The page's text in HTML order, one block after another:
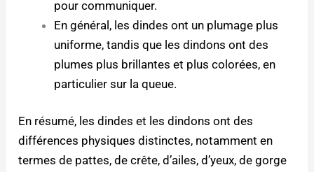
pour communiquer.
En général, les dindes ont un plumage plus
uniforme, tandis que les dindons ont des
plumes plus brillantes et plus colorées, en
particulier sur la queue.
En résumé, les dindes et les dindons ont des
différences physiques distinctes, notamment en
termes de pattes, de crête, d’ailes, d’yeux, de gorge